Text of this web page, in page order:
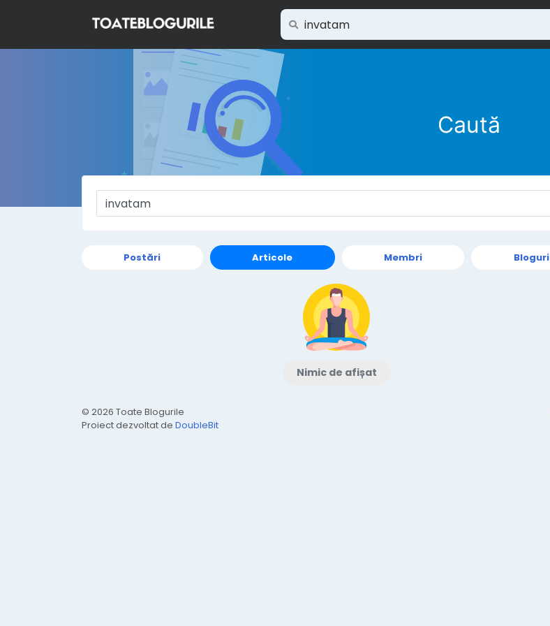
Caută
Postări Articole Membri Bloguri
Nimic de afișat
© 2026 Toate Blogurile
Proiect dezvoltat de DoubleBit